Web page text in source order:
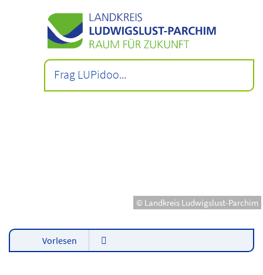
© Landkreis Ludwigslust-Parchim
Vorlesen